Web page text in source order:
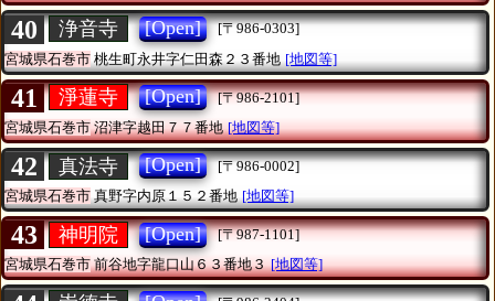
40 浄音寺 [Open]
[〒986-0303]
宮城県石巻市 桃生町永井字仁田森２３番地 [地図等]
41 淨蓮寺 [Open]
[〒986-2101]
宮城県石巻市沼津字越田７７番地 [地図等]
42 真法寺 [Open]
[〒986-0002]
宮城県石巻市真野字内原１５２番地 [地図等]
43 神明院 [Open]
[〒987-1101]
宮城県石巻市前谷地字龍口山６３番地３ [地図等]